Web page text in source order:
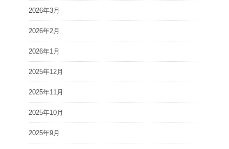
2026年3月
2026年2月
2026年1月
2025年12月
2025年11月
2025年10月
2025年9月